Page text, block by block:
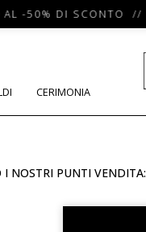
-50% DI SCONTO
CERIMONIA
I NOSTRI PUNTI VENDITA: